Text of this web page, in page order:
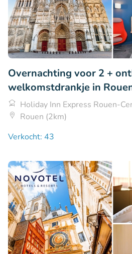
Overnachting voor 2 +
welkomstdrankje in
Holiday Inn Express Rouen-
Rouen (2km)
Verkocht: 43